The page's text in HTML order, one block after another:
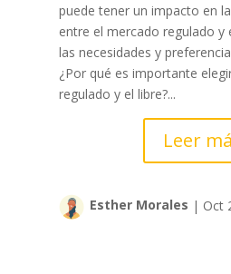
puede tener un impacto en
entre el mercado regulado y
las necesidades y
¿Por qué es importante
regulado y el libre?...
Leer
Esther Morales | Oct